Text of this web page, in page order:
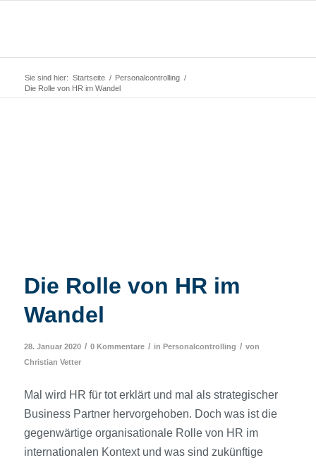
Sie sind hier: Startseite / Personalcontrolling /
Die Rolle von HR im Wandel
Die Rolle von HR im
Wandel
28. Januar 2020 / 0 Kommentare / in Personalcontrolling / von
Christian Vetter
Mal wird HR für tot erklärt und mal als strategischer
Business Partner hervorgehoben. Doch was ist die
gegenwärtige organisationale Rolle von HR im
internationalen Kontext und was sind zukünftige